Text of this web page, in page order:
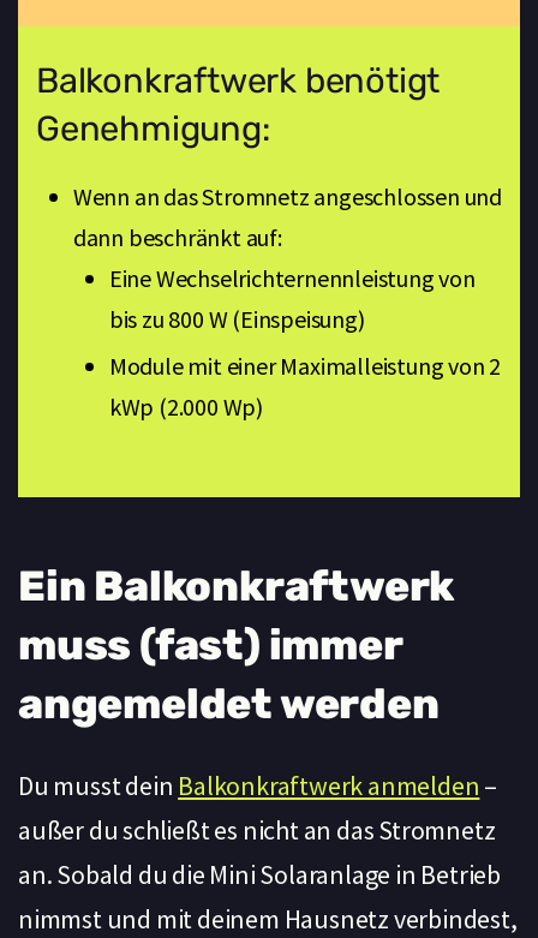
Balkonkraftwerk benötigt
Genehmigung:
Wenn an das Stromnetz angeschlossen und
dann beschränkt auf:
Eine Wechselrichternennleistung von
bis zu 800 W (Einspeisung)
Module mit einer Maximalleistung von 2
kWp (2.000 Wp)
Ein Balkonkraftwerk
muss (fast) immer
angemeldet werden
Du musst dein Balkonkraftwerk anmelden –
außer du schließt es nicht an das Stromnetz
an. Sobald du die Mini Solaranlage in Betrieb
nimmst und mit deinem Hausnetz verbindest,